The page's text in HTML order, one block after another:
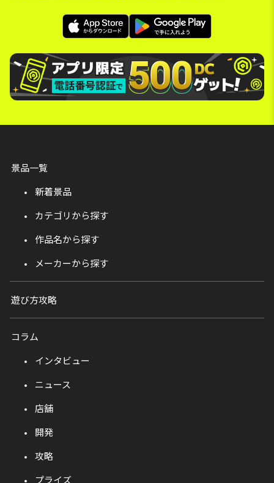
景品一覧
新着景品
カテゴリから探す
作品名から探す
メーカーから探す
遊び方攻略
コラム
インタビュー
ニュース
店舗
開発
攻略
プライズ